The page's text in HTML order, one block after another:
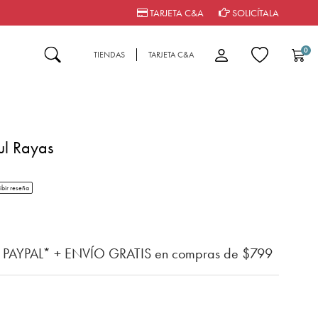
TARJETA C&A SOLICÍTALA
TIENDAS TARJETA C&A 0
Rayas
del cliente
rating
reseña
+ ENVÍO GRATIS en compras de $799